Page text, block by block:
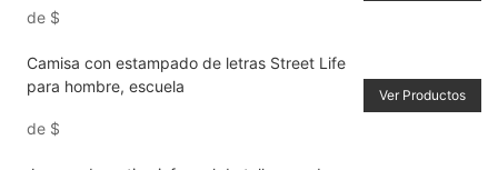
cuello vuelto
de $
Camisa con estampado de letras Street Life
para hombre, escuela
de $
Ver Productos